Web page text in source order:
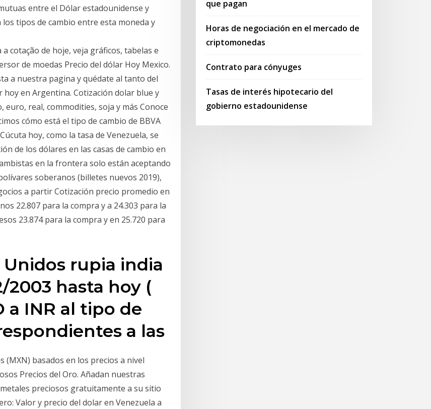
entre el Dólar estadounidense y
tipos de cambio entre esta moneda y
cotação de hoje, veja gráficos, tabelas e
de moedas Precio del dólar Hoy Mexico.
a nuestra pagina y quédate al tanto del
hoy en Argentina. Cotización dolar blue y
euro, real, commodities, soja y más Conoce
cómo está el tipo de cambio de BBVA
hoy, como la tasa de Venezuela, se
de los dólares en las casas de cambio en
en la frontera solo están aceptando
soberanos (billetes nuevos 2019),
a partir Cotización precio promedio en
22.807 para la compra y a 24.303 para la
23.874 para la compra y en 25.720 para
Unidos rupia india
2003 hasta hoy (
a INR al tipo de
a las
(MXN) basados en los precios a nivel
Precios del Oro. Añadan nuestras
preciosos gratuitamente a su sitio
Valor y precio del dolar en Venezuela a
que pagan
Horas de negociación en el mercado de
criptomonedas
Contrato para cónyuges
Tasas de interés hipotecario del
gobierno estadounidense